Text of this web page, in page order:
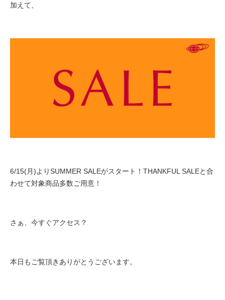
加えて、
6/15(月)よりSUMMER SALEがスタート！THANKFUL SALEと合
わせて対象商品多数ご用意！
さぁ、今すぐアクセス？
本日もご覧頂きありがとうございます。